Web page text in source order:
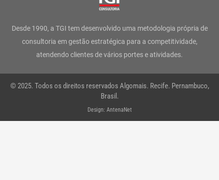
g
r
a
m
o
o
k
-
e
r
d
i
n
b
e
a
p
Desde 1990, a TGI tem desenvolvido uma metodologia própria de
consultoria em gestão estratégica para a competitividade,
atendendo clientes de vários portes e atividades.
© 2025. Todos os direitos reservados Algomais. Recife. Pernambuco,
Brasil.
Design: AntenaNet